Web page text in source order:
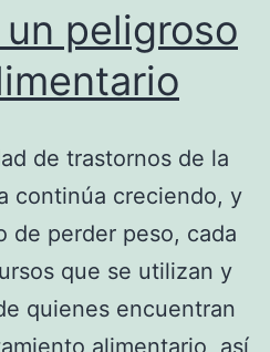
peligroso
de trastornos de la
continúa creciendo, y
de perder peso, cada
que se utilizan y
quienes encuentran
alimentario, así